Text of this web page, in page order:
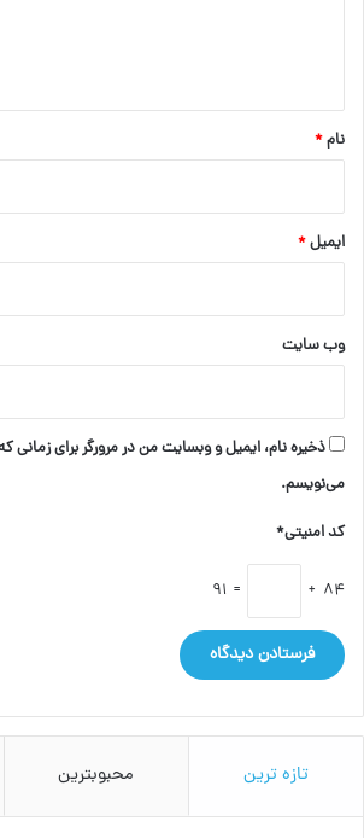
نام*
ایمیل*
وب‌ سایت
ذخیره نام، ایمیل و وبسایت من در مرورگر برای زمانی
می‌نویسم.
کد امنیتی*
84 +
= 91
تازه ترین محبوبترین